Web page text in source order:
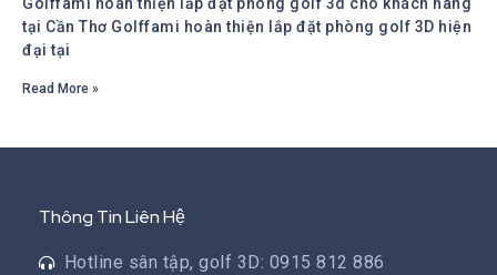
tại Cần Thơ Golffami hoàn thiện lắp đặt phòng golf 3D hiện
đại tại
Read More »
Thông Tin Liên Hệ
Hotline sân tập, golf 3D: 0915 812 886